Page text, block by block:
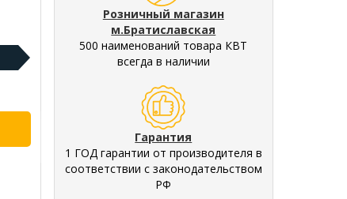
Розничный магазин
м.Братиславская
500 наименований товара КВТ
всегда в наличии
Гарантия
1 ГОД гарантии от производителя в
соответствии с законодательством
РФ